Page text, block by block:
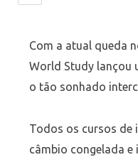
Com a atual queda
World Study lançou
o tão sonhado
Todos os cursos de
câmbio congelada e